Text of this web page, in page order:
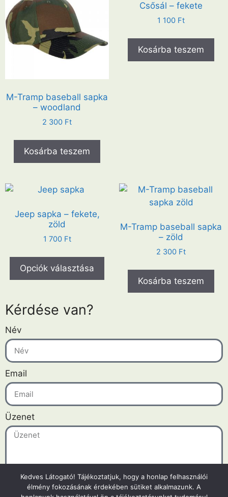
M-Tramp baseball sapka
– woodland
2 300 Ft
Kosárba teszem
Csősál – fekete
1 100 Ft
Kosárba teszem
Jeep sapka – fekete,
zöld
1 700 Ft
Opciók választása
M-Tramp baseball sapka
– zöld
2 300 Ft
Kosárba teszem
Kérdése van?
Név
Email
Üzenet
Küldés
Kedves Látogató! Tájékoztatjuk, hogy a honlap felhasználói
élmény fokozásának érdekében sütiket alkalmazunk. A